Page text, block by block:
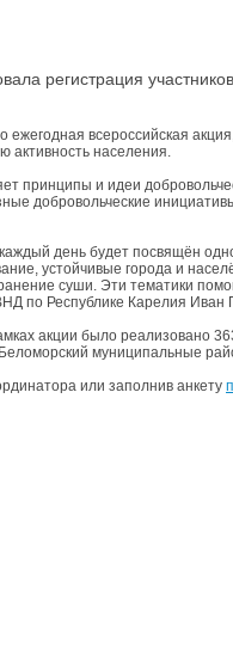
регистрация
всероссийская
населения.
принципы и идеи
добровольческие
день будет посвящён
устойчивые города и
суши. Эти тематики
по Республике Карелия Иван
акции было реализовано
муниципальные
или заполнив анкету